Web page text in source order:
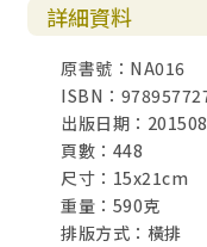
5-22節，馬可福音
節）
猶大賣師假親暱，
24節，47-50節）
第八計 打草驚蛇
嫉賢妒能蓄意加害,
36節，四十二章1-38
詳細資料
原書號：NA016
ISBN：
出版日期：
頁數：448
尺寸：15x21cm
重量：590克
排版方式：橫排